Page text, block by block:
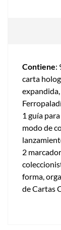
Contiene:
carta
1 guía
modo de
2
forma,
de Cartas